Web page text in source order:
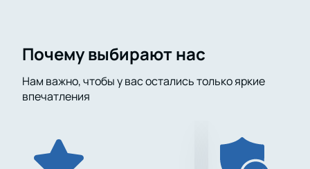
современное звучание. Расположенный в самом
славится своими постановками, которые
неизменно вызывают бурю эмоций у зрителей.
предлагает комфортные условия для просмотра
спектаклей.
Почему выбирают нас
Нам важно, чтобы у вас остались только яркие
впечатления